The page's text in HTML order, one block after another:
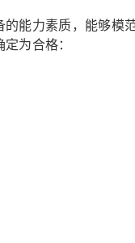
的能力素质，能够模
为合格：